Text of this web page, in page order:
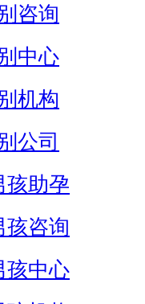
咨询
中心
机构
公司
孩助孕
孩咨询
孩中心